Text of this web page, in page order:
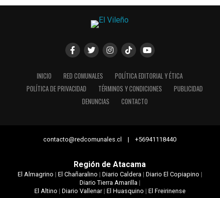
INICIO RED COMUNALES
POLÍTICA EDITORIAL Y ÉTICA
POLÍTICA DE PRIVACIDAD
TÉRMINOS Y CONDICIONES
PUBLICIDAD
DENUNCIAS
CONTACTO
contacto@redcomunales.cl | +56941118440
Región de Atacama
El Almagrino | El Chañaralino | Diario Caldera| Diario El Copiapino |
Diario Tierra Amarilla|
El Altino | Diario Vallenar| El Huasquino | El Freirinense